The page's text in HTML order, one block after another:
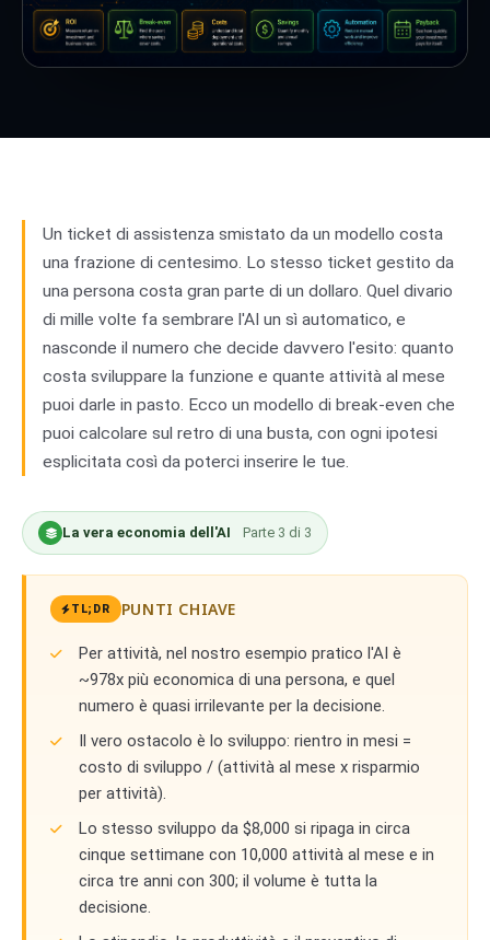
Un ticket di assistenza smistato da un modello costa
una frazione di centesimo. Lo stesso ticket gestito da
una persona costa gran parte di un dollaro. Quel divario
di mille volte fa sembrare l'AI un sì automatico, e
nasconde il numero che decide davvero l'esito: quanto
costa sviluppare la funzione e quante attività al mese
puoi darle in pasto. Ecco un modello di break-even che
puoi calcolare sul retro di una busta, con ogni ipotesi
esplicitata così da poterci inserire le tue.
La vera economia dell'AI Parte 3 di 3
TL;DR PUNTI CHIAVE
Per attività, nel nostro esempio pratico l'AI è
~978x più economica di una persona, e quel
numero è quasi irrilevante per la decisione.
Il vero ostacolo è lo sviluppo: rientro in mesi =
costo di sviluppo / (attività al mese x risparmio
per attività).
Lo stesso sviluppo da $8,000 si ripaga in circa
cinque settimane con 10,000 attività al mese e in
circa tre anni con 300; il volume è tutta la
decisione.